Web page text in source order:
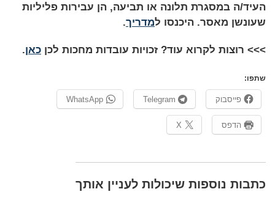
העיד/ה במסגרת תלונה או תביעה, הן עבירות פליליות
שעונשן מאסר. היכנסו למדריך.
>>> רוצות לקרוא עוד? זכויות עובדות מחכות לכן כאן.
שתפו:
פייסבוק Telegram
WhatsApp
הדפס X
​כתבות נוספות שיכולות לעניין אותך